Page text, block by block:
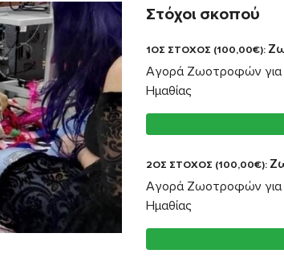
Στόχοι σκοπού
1ΟΣ ΣΤΟΧΟΣ (100,00€):
Αγορά Ζωοτροφών για
Ημαθίας
2ΟΣ ΣΤΟΧΟΣ (100,00€):
Αγορά Ζωοτροφών για
Ημαθίας